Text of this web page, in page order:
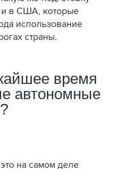
и в США, которые
использование
страны.
время
автономные